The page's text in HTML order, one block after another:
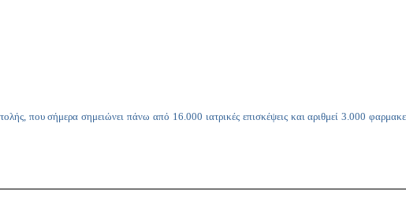
που σήμερα σημειώνει πάνω από 16.000 ιατρικές επισκέψεις και αριθμεί 3.000